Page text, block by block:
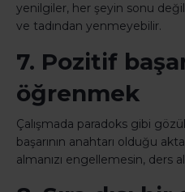
yenilgiler, her şeyin sonu
ve tadından yenmeyebilir.
7. Pozitif
öğrenmek
Çalışmada paradoks gibi
başarının anahtarı olduğu
almanızı engellemesin, ders